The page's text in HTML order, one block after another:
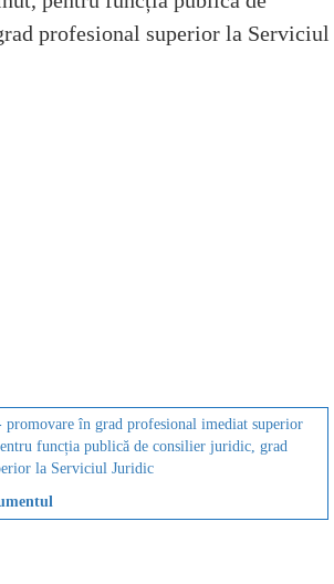
profesional superior la Serviciul
promovare în grad profesional imediat superior
funcția publică de consilier juridic, grad
la Serviciul Juridic